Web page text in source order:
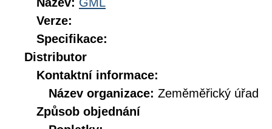
Verze:
Specifikace:
Distributor
Kontaktní informace:
Název organizace: Zeměměřický úřad
Způsob objednání